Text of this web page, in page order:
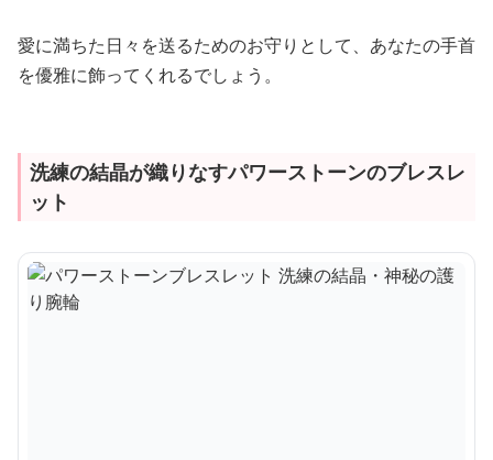
愛に満ちた日々を送るためのお守りとして、あなたの手首
を優雅に飾ってくれるでしょう。
洗練の結晶が織りなすパワーストーンのブレスレ
ット